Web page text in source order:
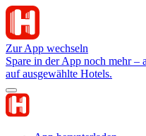
Zur App wechseln
Spare in der App noch mehr –
auf ausgewählte Hotels.